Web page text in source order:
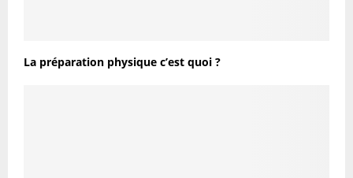
La préparation physique c’est quoi ?